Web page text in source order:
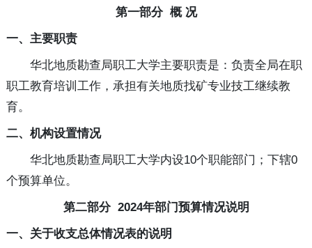
第一部分 概 况
一、主要职责
华北地质勘查局职工大学主要职责是：负责全局在职
职工教育培训工作，承担有关地质找矿专业技工继续教
育。
二、机构设置情况
华北地质勘查局职工大学内设10个职能部门；下辖0
个预算单位。
第二部分 2024年部门预算情况说明
一、关于收支总体情况表的说明